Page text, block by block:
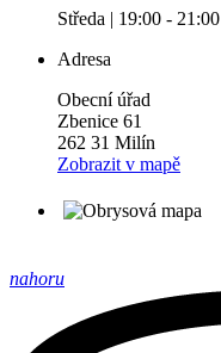
Středa | 19:00 - 21:00
Adresa
Obecní úřad
Zbenice 61
262 31 Milín
Zobrazit v mapě
nahoru